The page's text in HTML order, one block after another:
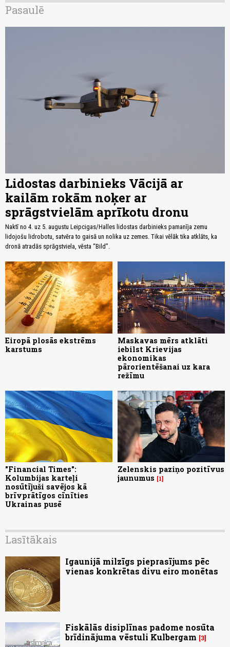
Pasaulē
Lidostas darbinieks Vācijā ar
kailām rokām noķer ar
sprāgstvielām aprīkotu dronu
Naktī no 4. uz 5. augustu Leipcigas/Halles lidostas darbinieks pamanīja zemu
lidojošu lidrobotu, satvēra to gaisā un nolika uz zemes. Tikai vēlāk tika atklāts, ka
dronā atradās sprāgstviela, vēsta “Bild”.
Eiropā plosās ekstrēms
karstums
Maskavas mērs atklāti
iebilst Krievijas
ekonomikas
pārorientēšanai uz kara
režīmu
"Financial Times":
Kolumbijas karteļi
nosūtījuši savējos kā
brīvprātīgos cīnīties
Ukrainas pusē
Zelenskis paziņo pozitīvus
jaunumus
1
Lasītākais
Igaunijā milzīgs pieprasījums pēc
vienas konkrētas divu eiro monētas
Fiskālās disiplīnas padome nosūta
brīdinājuma vēstuli Kulbergam 3